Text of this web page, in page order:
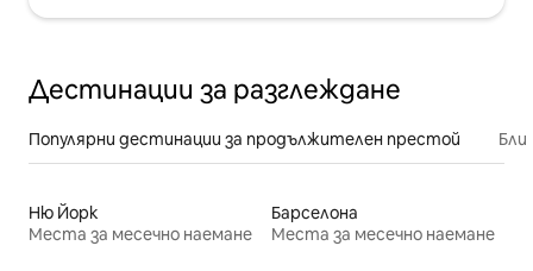
Дестинации за разглеждане
Популярни дестинации за продължителен престой
Ню Йорк
Места за месечно наемане
Барселона
Места за месечно наемане